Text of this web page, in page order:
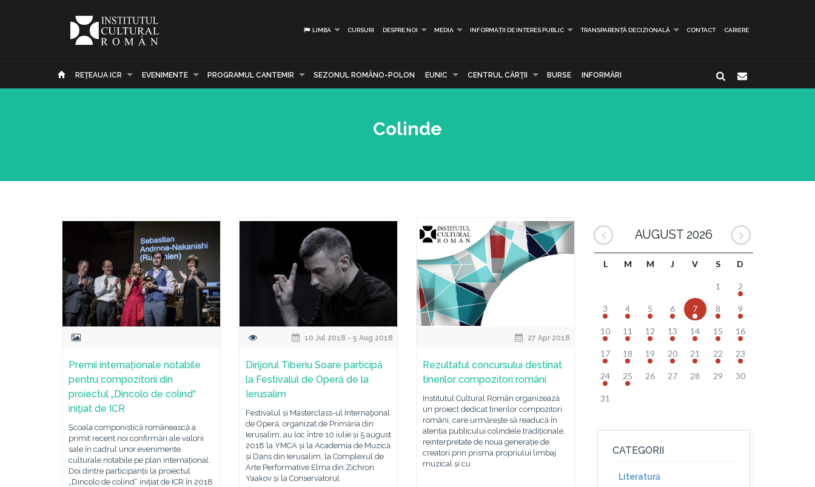
LIMBA CURSURI DESPRE NOI MEDIA INFORMAȚII DE INTERES PUBLIC TRANSPARENȚĂ DECIZIONALĂ CONTACT CARIERE
REŢEAUA ICR EVENIMENTE PROGRAMUL CANTEMIR SEZONUL ROMÂNO-POLON EUNIC CENTRUL CĂRŢII BURSE INFORMĂRI
Colinde
Premii internaționale notabile
pentru compozitorii din
proiectul „Dincolo de colind“
iniţiat de ICR
Școala componistică românească a
primit recent noi confirmări ale valorii
sale în cadrul unor evenimente
culturale notabile pe plan internațional.
Doi dintre participanții la proiectul
„Dincolo de colind“ inițiat de ICR în 2018
10 Jul 2018 - 5 Aug 2018
Dirijorul Tiberiu Soare participă
la Festivalul de Operă de la
Ierusalim
Festivalul și Masterclass-ul Internaţional
de Operă, organizat de Primăria din
Ierusalim, au loc între 10 iulie și 5 august
2018 la YMCA și la Academia de Muzică
și Dans din Ierusalim, la Complexul de
Arte Performative Elma din Zichron
Yaakov și la Conservatorul
27 Apr 2018
Rezultatul concursului destinat
tinerilor compozitori români
Institutul Cultural Român organizează
un proiect dedicat tinerilor compozitori
români, care urmărește să readucă în
atenția publicului colindele tradiționale,
reinterpretate de noua generație de
creatori prin prisma propriului limbaj
muzical și cu
AUGUST 2026
L M M J V S D
1 2
3 4 5 6 7 8 9
10 11 12 13 14 15 16
17 18 19 20 21 22 23
24 25 26 27 28 29 30
31
CATEGORII
Literatură